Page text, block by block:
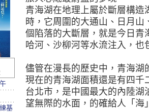
青海湖在地理上屬於斷層構
時，它周圍的大通山、日月
個陷落的大斷層，就是今日青
哈河、沙柳河等水流注入，也
儘管在漫長的歷史中，青海湖
現在的青海湖面積還是有四千
台北市，是中國最大的內陸
望無際的水面，的確給人「海
基